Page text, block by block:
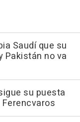
Saudí que su
Pakistán no va
su puesta